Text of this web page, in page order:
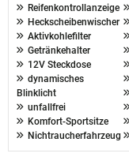
Reifenkontrollanzeige
Heckscheibenwischer
Aktivkohlefilter
Getränkehalter
12V Steckdose
dynamisches
Blinklicht
unfallfrei
Komfort-Sportsitze
Nichtraucherfahrzeug